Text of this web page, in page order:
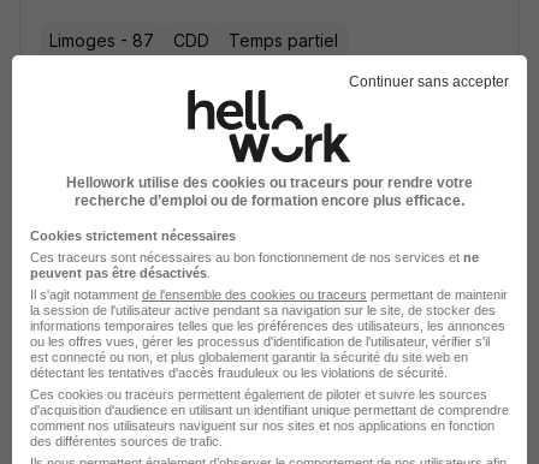
Limoges - 87 CDD Temps partiel
Cette offre n’est plus disponible depuis le 20/07/26
Adjoint Responsable Ressources
Humaines H/F
Service Public
Limoges - 87 CDD Temps partiel
Cette offre n’est plus disponible depuis le 20/07/26
Continuer sans accepter
Hellowork utilise des cookies ou traceurs pour rendre votre
recherche d’emploi ou de formation encore plus efficace.
Cookies strictement nécessaires
Ces traceurs sont nécessaires au bon fonctionnement de nos services et ne
peuvent pas être désactivés
Il s'agit notamment de l'ensemble des cookies ou traceurs permettant de maintenir
la session de l'utilisateur active pendant sa navigation sur le site, de stocker des
informations temporaires telles que les préférences des utilisateurs, les annonces
ou les offres vues, gérer les processus d'identification de l'utilisateur, vérifier s'il
est connecté ou non, et plus globalement garantir la sécurité du site web en
détectant les tentatives d'accès frauduleux ou les violations de sécurité.
Ces cookies ou traceurs permettent également de piloter et suivre les sources
d'acquisition d'audience en utilisant un identifiant unique permettant de comprendre
comment nos utilisateurs naviguent sur nos sites et nos applications en fonction
des différentes sources de trafic.